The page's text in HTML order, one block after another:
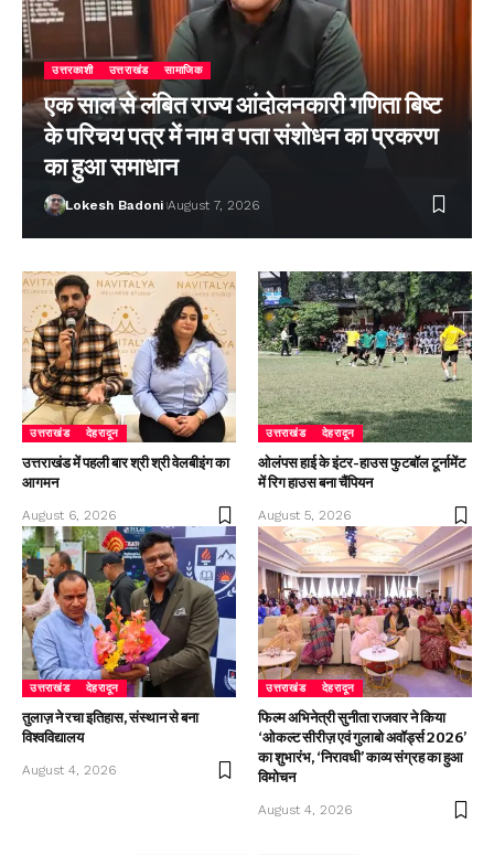
उत्तरकाशी उत्तराखंड सामाजिक
एक साल से लंबित राज्य आंदोलनकारी गणिता बिष्ट
के परिचय पत्र में नाम व पता संशोधन का प्रकरण
का हुआ समाधान
Lokesh Badoni August 7, 2026
उत्तराखंड देहरादून
उत्तराखंड में पहली बार श्री श्री वेलबीइंग का
आगमन
August 6, 2026
उत्तराखंड देहरादून
ओलंपस हाई के इंटर-हाउस फुटबॉल टूर्नामेंट
में रिग हाउस बना चैंपियन
August 5, 2026
उत्तराखंड देहरादून
तुलाज़ ने रचा इतिहास, संस्थान से बना
विश्वविद्यालय
August 4, 2026
उत्तराखंड देहरादून
फिल्म अभिनेत्री सुनीता राजवार ने किया
‘ओकल्ट सीरीज़ एवं गुलाबो अवॉर्ड्स 2026’
का शुभारंभ, ‘निरावधी’ काव्य संग्रह का हुआ
विमोचन
August 4, 2026